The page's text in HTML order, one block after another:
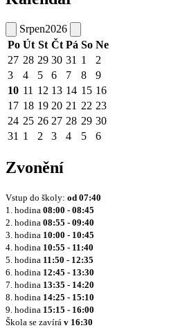
Srpen2026
Po Út St Čt Pá So Ne
27 28 29 30 31 1
2
3
4 5 6 7 8
9
10 11 12 13 14 15 16
17 18 19 20 21 22 23
24 25 26 27 28 29 30
31 1 2 3 4 5 6
Zvonění
Vstup do školy: od 07:40
1. hodina 08:00 - 08:45
2. hodina 08:55 - 09:40
3. hodina 10:00 - 10:45
4. hodina 10:55 - 11:40
5. hodina 11:50 - 12:35
6. hodina 12:45 - 13:30
7. hodina 13:35 - 14:20
8. hodina 14:25 - 15:10
9. hodina 15:15 - 16:00
Škola se zavírá v 16:30